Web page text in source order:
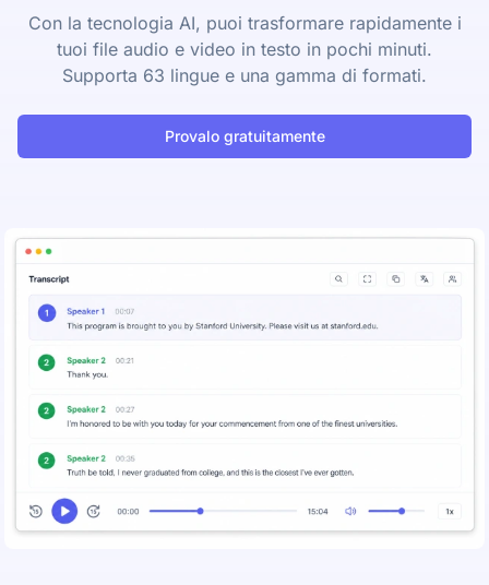
Con la tecnologia AI, puoi trasformare rapidamente i
tuoi file audio e video in testo in pochi minuti.
Supporta 63 lingue e una gamma di formati.
Provalo gratuitamente